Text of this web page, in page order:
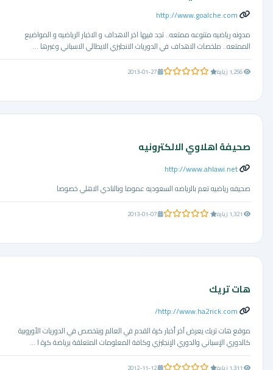
http://www.goalche.com
مدونه رياضيه متنوعه ممتعه.. تجد فيها اخر الاهداف و الاخبار الرياضيه و المواضيع
الممتعه.. ملخصات الاهداف في الدوريات الانجليزي الايطالي الاسباني وغيرها ...
0.0 من 5 نجوم 2013-01-27
صحيفة اهلاوي الالكترونيه
http://www.ahlawi.net
صحيفه رياضيه تعم بالرياضه السعوديه عموما وبالنادي الاهلي خصوصا
0.0 من 5 نجوم 2013-01-07
هات تريك
http://www.ha2rick.com/
موقع هات تريك يعرض آخر أخبار كرة القدم في العالم ويتخصص في الدوريات الأوروبية
كالدوري الإسباني والدوري الإنجليزي وكافة المعلومات المتعلقة برياضة كرة ا ...